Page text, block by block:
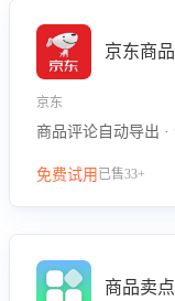
京东商
京东
商品评论自动导出
免费试用 已售33+
商品卖